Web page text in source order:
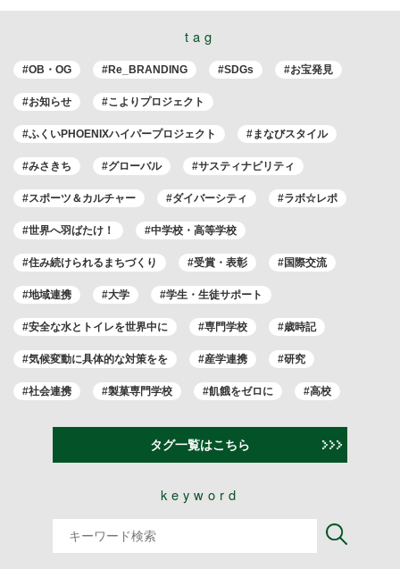
tag
#OB・OG #Re_BRANDING #SDGs #お宝発見
#お知らせ #こよりプロジェクト
#ふくいPHOENIXハイパープロジェクト #まなびスタイル
#みさきち #グローバル #サスティナビリティ
#スポーツ＆カルチャー #ダイバーシティ #ラボ☆レポ
#世界へ羽ばたけ！ #中学校・高等学校
#住み続けられるまちづくり #受賞・表彰 #国際交流
#地域連携 #大学 #学生・生徒サポート
#安全な水とトイレを世界中に #専門学校 #歳時記
#気候変動に具体的な対策をを #産学連携 #研究
#社会連携 #製菓専門学校 #飢餓をゼロに #高校
タグ一覧はこちら
keyword